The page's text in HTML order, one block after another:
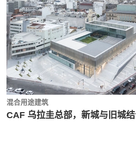
混合用途建筑